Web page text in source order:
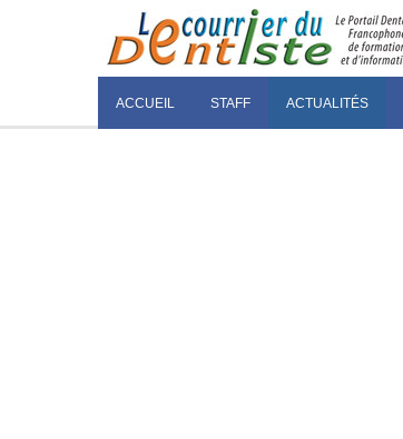
ACCUEIL STAFF ACTUALITÉS